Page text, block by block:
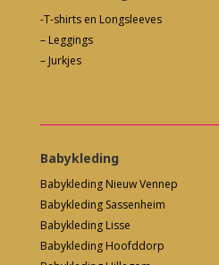
-T-shirts en Longsleeves
– Leggings
– Jurkjes
Babykleding
Babykleding Nieuw Vennep
Babykleding Sassenheim
Babykleding Lisse
Babykleding Hoofddorp